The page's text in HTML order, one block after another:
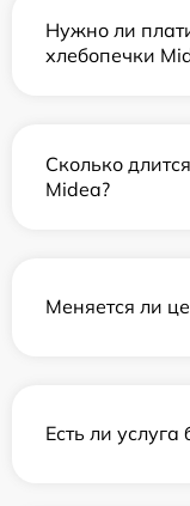
Нужно ли
хлебопечки
Сколько
Midea?
Меняется ли
Есть ли услуга